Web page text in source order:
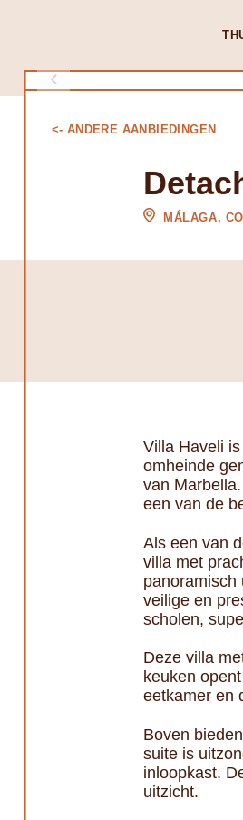
<- ANDERE AANBIEDINGEN
MÁLAGA,
Villa Haveli
omheinde
van
een van de
Als een van
villa met
panoramisch
veilige en
scholen,
Deze villa
keuken
eetkamer en
Boven
suite is
inloopkast.
uitzicht.